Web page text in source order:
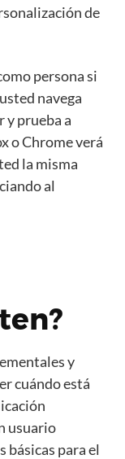
de
persona si
navega
prueba a
o Chrome verá
la misma
al
y
cuándo está
usuario
básicas para el